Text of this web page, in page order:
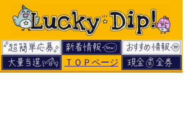
ＴＯＰページ